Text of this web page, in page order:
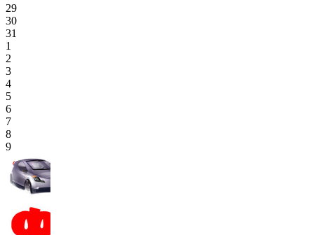
29
30
31
1
2
3
4
5
6
7
8
9